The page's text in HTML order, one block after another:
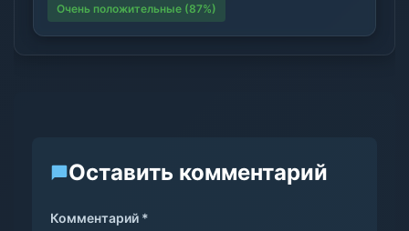
Очень положительные (87%)
Оставить комментарий
Комментарий *